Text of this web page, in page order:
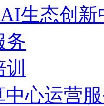
生态创新
务
中心运营